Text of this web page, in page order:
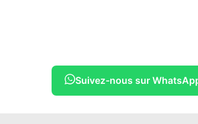
Suivez-nous sur